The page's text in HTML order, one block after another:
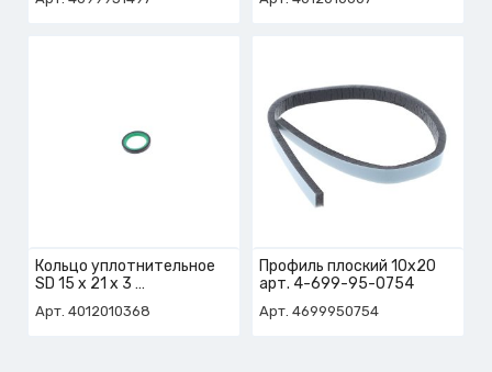
Кольцо уплотнительное
SD 15 х 21 х 3
Арт. 4012010368
Профиль плоский 10х20
арт. 4-699-95-0754
Арт. 4699950754